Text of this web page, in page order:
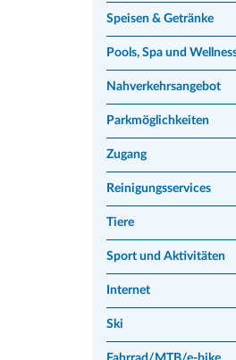
Speisen & Getränke
Pools, Spa und
Nahverkehrsangebot
Parkmöglichkeiten
Zugang
Reinigungsservices
Tiere
Sport und Aktivitäten
Internet
Ski